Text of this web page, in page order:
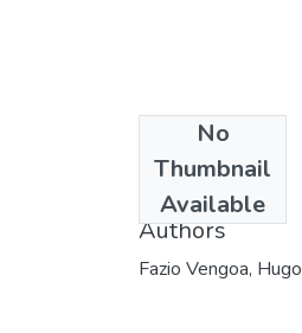
No
Thumbnail
Available
2002
Authors
Fazio Vengoa, Hugo